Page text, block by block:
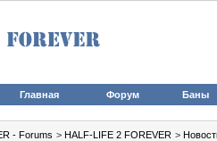
Главная Форум Баны
- Forums > HALF-LIFE 2 FOREVER >